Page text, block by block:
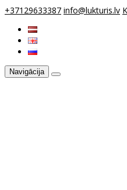
+37129633387 info@lukturis.lv
Navigācija